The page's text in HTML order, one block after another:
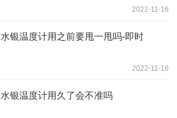
2022-11-16
水银温度计用之前要甩一甩吗-即时
2022-11-16
水银温度计用久了会不准吗